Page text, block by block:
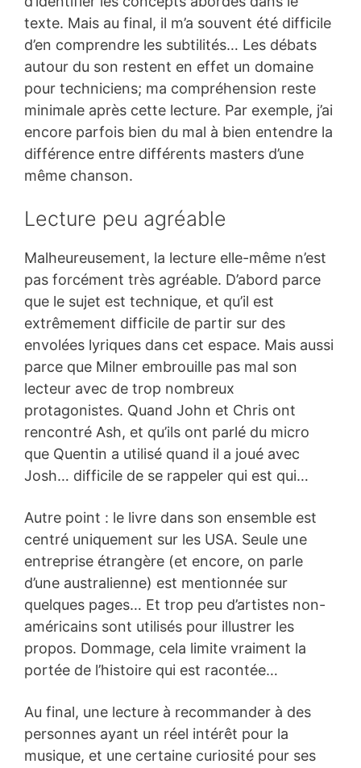
texte. Mais au final, il m’a souvent été difficile
d’en comprendre les subtilités… Les débats
autour du son restent en effet un domaine
pour techniciens; ma compréhension reste
minimale après cette lecture. Par exemple, j’ai
encore parfois bien du mal à bien entendre la
différence entre différents masters d’une
même chanson.
Lecture peu agréable
Malheureusement, la lecture elle-même n’est
pas forcément très agréable. D’abord parce
que le sujet est technique, et qu’il est
extrêmement difficile de partir sur des
envolées lyriques dans cet espace. Mais aussi
parce que Milner embrouille pas mal son
lecteur avec de trop nombreux
protagonistes. Quand John et Chris ont
rencontré Ash, et qu’ils ont parlé du micro
que Quentin a utilisé quand il a joué avec
Josh… difficile de se rappeler qui est qui…
Autre point : le livre dans son ensemble est
centré uniquement sur les USA. Seule une
entreprise étrangère (et encore, on parle
d’une australienne) est mentionnée sur
quelques pages… Et trop peu d’artistes non-
américains sont utilisés pour illustrer les
propos. Dommage, cela limite vraiment la
portée de l’histoire qui est racontée…
Au final, une lecture à recommander à des
personnes ayant un réel intérêt pour la
musique, et une certaine curiosité pour ses